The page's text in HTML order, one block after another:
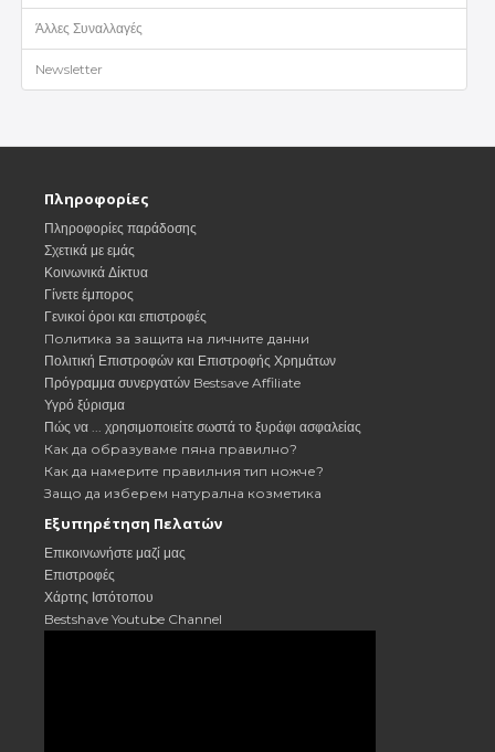
Άλλες Συναλλαγές
Newsletter
Πληροφορίες
Πληροφορίες παράδοσης
Σχετικά με εμάς
Κοινωνικά Δίκτυα
Γίνετε έμπορος
Γενικοί όροι και επιστροφές
Политика за защита на личните данни
Πολιτική Επιστροφών και Επιστροφής Χρημάτων
Πρόγραμμα συνεργατών Bestsave Affiliate
Υγρό ξύρισμα
Πώς να ... χρησιμοποιείτε σωστά το ξυράφι ασφαλείας
Как да образуваме пяна правилно?
Как да намерите правилния тип ножче?
Защо да изберем натурална козметика
Εξυπηρέτηση Πελατών
Επικοινωνήστε μαζί μας
Επιστροφές
Χάρτης Ιστότοπου
Bestshave Youtube Channel